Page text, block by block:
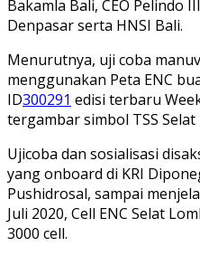
Bakamla Bali, CEO Pelindo
Denpasar serta HNSI Bali.
Menurutnya, uji coba
menggunakan Peta ENC
ID300291 edisi terbaru
tergambar simbol TSS Selat
Ujicoba dan sosialisasi
yang onboard di KRI
Pushidrosal, sampai
Juli 2020, Cell ENC Selat
3000 cell.